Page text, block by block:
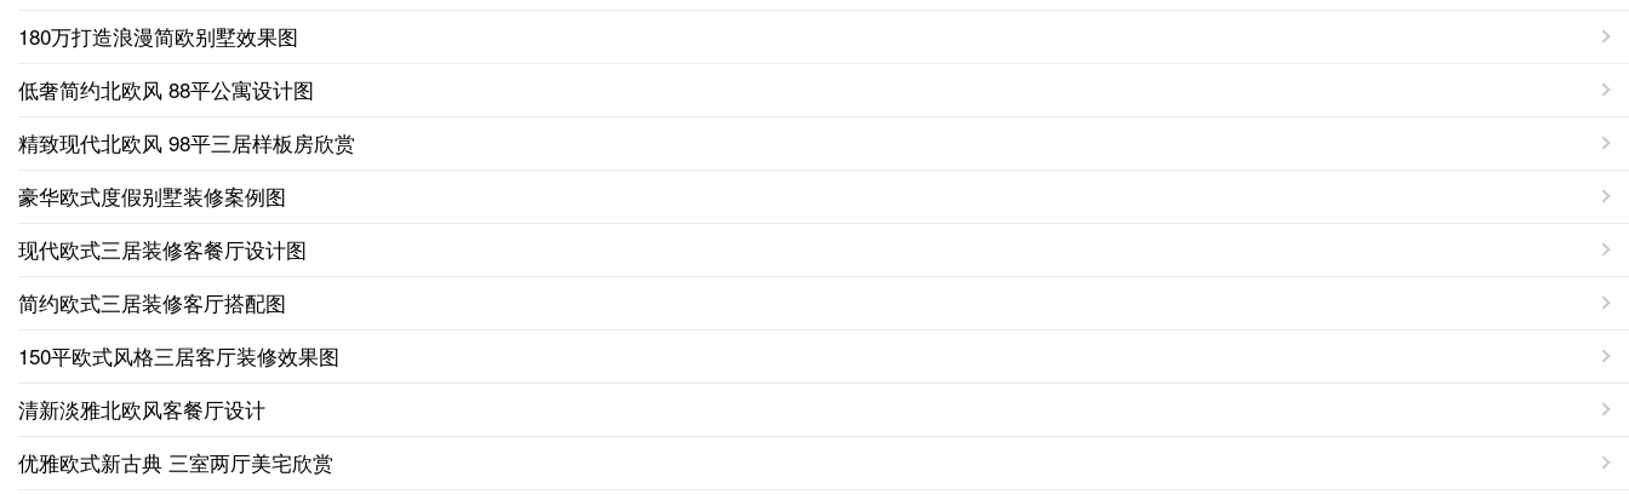
180万打造浪漫简欧别墅效果图
低奢简约北欧风 88平公寓设计图
精致现代北欧风 98平三居样板房欣赏
豪华欧式度假别墅装修案例图
现代欧式三居装修客餐厅设计图
简约欧式三居装修客厅搭配图
150平欧式风格三居客厅装修效果图
清新淡雅北欧风客餐厅设计
优雅欧式新古典 三室两厅美宅欣赏